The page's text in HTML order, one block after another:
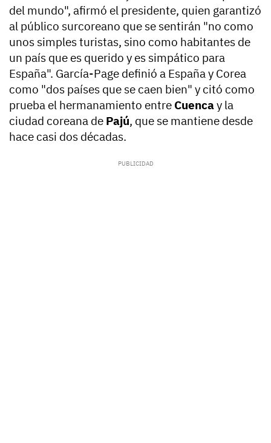
del mundo", afirmó el presidente, quien garantizó
al público surcoreano que se sentirán "no como
unos simples turistas, sino como habitantes de
un país que es querido y es simpático para
España". García-Page definió a España y Corea
como "dos países que se caen bien" y citó como
prueba el hermanamiento entre Cuencay la
ciudad coreana de Pajú, que se mantiene desde
hace casi dos décadas.